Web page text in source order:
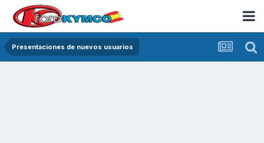
Presentaciones de nuevos usuarios